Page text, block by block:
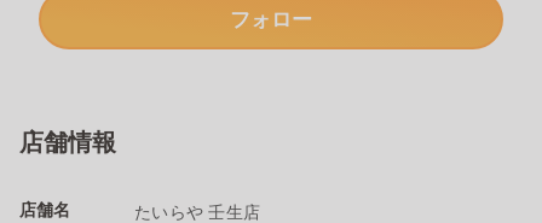
フォロー
店舗情報
店舗名 たいらや 壬生店